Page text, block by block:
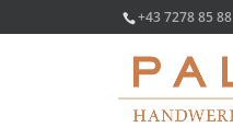
+43 7278 85 88